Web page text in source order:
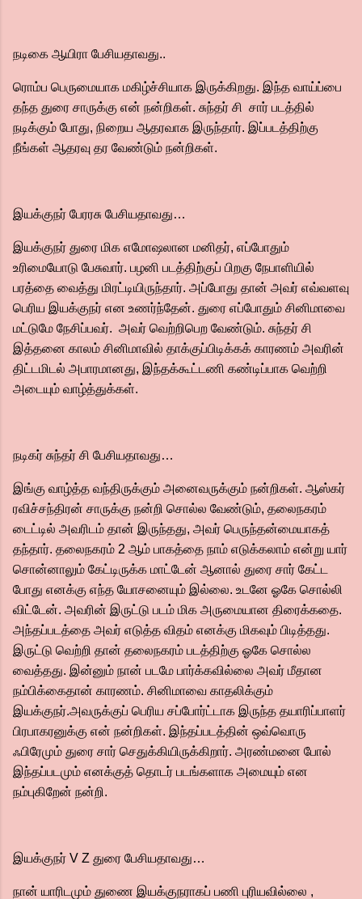
நடிகை ஆயிரா பேசியதாவது..
ரொம்ப பெருமையாக மகிழ்ச்சியாக இருக்கிறது. இந்த வாய்ப்பை
தந்த துரை சாருக்கு என் நன்றிகள். சுந்தர் சி சார் படத்தில்
நடிக்கும் போது, நிறைய ஆதரவாக இருந்தார். இப்படத்திற்கு
நீங்கள் ஆதரவு தர வேண்டும் நன்றிகள்.
இயக்குநர் பேரரசு பேசியதாவது…
இயக்குநர் துரை மிக எமோஷலான மனிதர், எப்போதும்
உரிமையோடு பேசுவார். பழனி படத்திற்குப் பிறகு நேபாளியில்
பரத்தை வைத்து மிரட்டியிருந்தார். அப்போது தான் அவர் எவ்வளவு
பெரிய இயக்குநர் என உணர்ந்தேன். துரை எப்போதும் சினிமாவை
மட்டுமே நேசிப்பவர். அவர் வெற்றிபெற வேண்டும். சுந்தர் சி
இத்தனை காலம் சினிமாவில் தாக்குப்பிடிக்கக் காரணம் அவரின்
திட்டமிடல் அபாரமானது, இந்தக்கூட்டணி கண்டிப்பாக வெற்றி
அடையும் வாழ்த்துக்கள்.
நடிகர் சுந்தர் சி பேசியதாவது…
இங்கு வாழ்த்த வந்திருக்கும் அனைவருக்கும் நன்றிகள். ஆஸ்கர்
ரவிச்சந்திரன் சாருக்கு நன்றி சொல்ல வேண்டும், தலைநகரம்
டைட்டில் அவரிடம் தான் இருந்தது, அவர் பெருந்தன்மையாகத்
தந்தார். தலைநகரம் 2 ஆம் பாகத்தை நாம் எடுக்கலாம் என்று யார்
சொன்னாலும் கேட்டிருக்க மாட்டேன் ஆனால் துரை சார் கேட்ட
போது எனக்கு எந்த யோசனையும் இல்லை. உடனே ஓகே சொல்லி
விட்டேன். அவரின் இருட்டு படம் மிக அருமையான திரைக்கதை.
அந்தப்படத்தை அவர் எடுத்த விதம் எனக்கு மிகவும் பிடித்தது.
இருட்டு வெற்றி தான் தலைநகரம் படத்திற்கு ஓகே சொல்ல
வைத்தது. இன்னும் நான் படமே பார்க்கவில்லை அவர் மீதான
நம்பிக்கைதான் காரணம். சினிமாவை காதலிக்கும்
இயக்குநர்.அவருக்குப் பெரிய சப்போர்ட்டாக இருந்த தயாரிப்பாளர்
பிரபாகரனுக்கு என் நன்றிகள். இந்தப்படத்தின் ஒவ்வொரு
ஃபிரேமும் துரை சார் செதுக்கியிருக்கிறார். அரண்மனை போல்
இந்தப்படமும் எனக்குத் தொடர் படங்களாக அமையும் என
நம்புகிறேன் நன்றி.
இயக்குநர் V Z துரை பேசியதாவது…
நான் யாரிடமும் துணை இயக்குநராகப் பணி புரியவில்லை ,